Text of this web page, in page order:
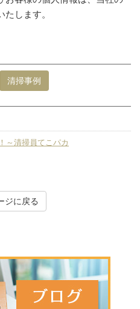
します。
清掃事例
～清掃員てこパカ
ジに戻る